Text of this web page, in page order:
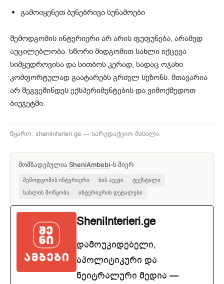
გამოიყენეთ ბუნებრივი სუნამოები
შემოდგომის ინტერიერი არ არის ფუფუნება, არამედ
აუცილებლობა. სწორი მიდგომით სახლი იქცევა
სიმყუდროვისა და სითბოს კერად, სადაც ოჯახი
კომფორტულად გაატარებს გრძელ სეზონს. მთავარია
არ შეგვეშინდეს ექსპერიმენტების და ვიმოქმედოთ
ბიუჯეტში.
წყარო: sheniinterieri.ge — სარედაქციო მასალა
მომზადებულია SheniAmbebi-ს მიერ
შემოდგომის ინტერიერი ხის ავეჯი
ტექსტილი
სახლის მოწყობა
ინტერიერის დეტალები
SheniInterieri.ge
დამოუკიდებელი,
აპოლიტიკური და
ნეიტრალური მედია —